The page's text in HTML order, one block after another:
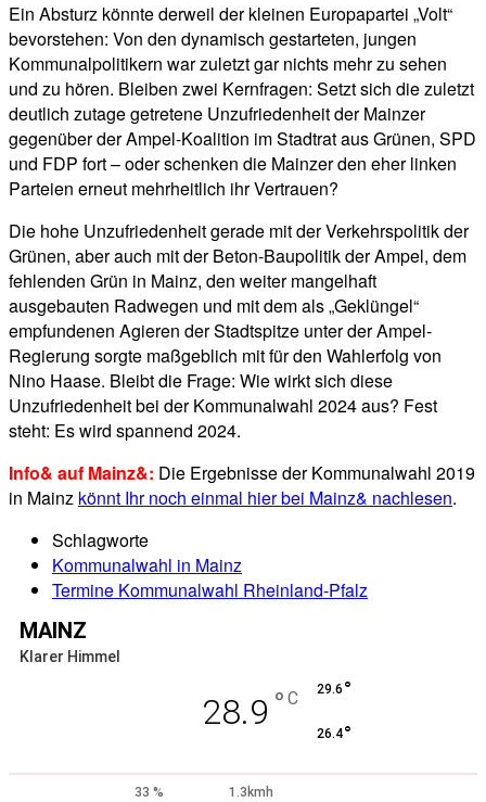
Ein Absturz könnte derweil der kleinen Europapartei „Volt“
bevorstehen: Von den dynamisch gestarteten, jungen
Kommunalpolitikern war zuletzt gar nichts mehr zu sehen
und zu hören. Bleiben zwei Kernfragen: Setzt sich die zuletzt
deutlich zutage getretene Unzufriedenheit der Mainzer
gegenüber der Ampel-Koalition im Stadtrat aus Grünen, SPD
und FDP fort – oder schenken die Mainzer den eher linken
Parteien erneut mehrheitlich ihr Vertrauen?
Die hohe Unzufriedenheit gerade mit der Verkehrspolitik der
Grünen, aber auch mit der Beton-Baupolitik der Ampel, dem
fehlenden Grün in Mainz, den weiter mangelhaft
ausgebauten Radwegen und mit dem als „Geklüngel“
empfundenen Agieren der Stadtspitze unter der Ampel-
Regierung sorgte maßgeblich mit für den Wahlerfolg von
Nino Haase. Bleibt die Frage: Wie wirkt sich diese
Unzufriedenheit bei der Kommunalwahl 2024 aus? Fest
steht: Es wird spannend 2024.
Info& auf Mainz&: Die Ergebnisse der Kommunalwahl 2019
in Mainz könnt Ihr noch einmal hier bei Mainz& nachlesen.
Schlagworte
Kommunalwahl in Mainz
Termine Kommunalwahl Rheinland-Pfalz
MAINZ
Klarer Himmel
28.9 ° C 29.6 °
26.4°
33 %
1.3kmh